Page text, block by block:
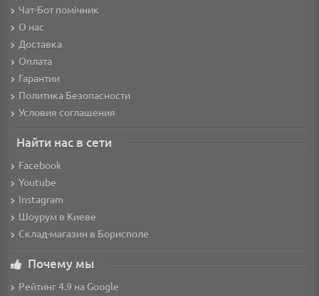
Чат-Бот помічник
О нас
Доставка
Оплата
Гарантии
Политика Безопасности
Условия соглашения
Найти нас в сети
Facebook
Youtube
Instagram
Шоурум в Киеве
Склад-магазин в Борисполе
Почему мы
Рейтинг 4.9 на Google